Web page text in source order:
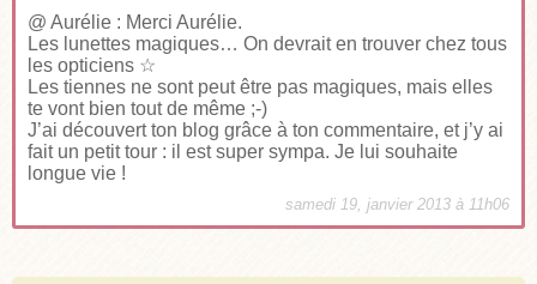
@ Aurélie : Merci Aurélie.
Les lunettes magiques… On devrait en trouver chez tous
les opticiens ☆
Les tiennes ne sont peut être pas magiques, mais elles
te vont bien tout de même ;-)
J’ai découvert ton blog grâce à ton commentaire, et j’y ai
fait un petit tour : il est super sympa. Je lui souhaite
longue vie !
samedi 19, janvier 2013 à 11h06